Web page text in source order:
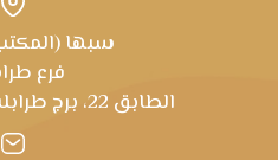
سبها
فرع
الطابق 22، برج طرابلس، طرابلس، ليبيا